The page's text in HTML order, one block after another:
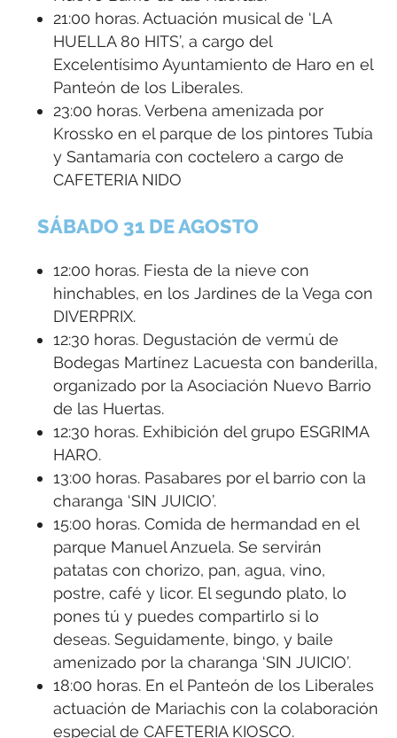
21:00 horas. Actuación musical de ‘LA
HUELLA 80 HITS’, a cargo del
Excelentísimo Ayuntamiento de Haro en el
Panteón de los Liberales.
23:00 horas. Verbena amenizada por
Krossko en el parque de los pintores Tubía
y Santamaría con coctelero a cargo de
CAFETERIA NIDO
SÁBADO 31 DE AGOSTO
12:00 horas. Fiesta de la nieve con
hinchables, en los Jardines de la Vega con
DIVERPRIX.
12:30 horas. Degustación de vermú de
Bodegas Martínez Lacuesta con banderilla,
organizado por la Asociación Nuevo Barrio
de las Huertas.
12:30 horas. Exhibición del grupo ESGRIMA
HARO.
13:00 horas. Pasabares por el barrio con la
charanga ‘SIN JUICIO’.
15:00 horas. Comida de hermandad en el
parque Manuel Anzuela. Se servirán
patatas con chorizo, pan, agua, vino,
postre, café y licor. El segundo plato, lo
pones tú y puedes compartirlo si lo
deseas. Seguidamente, bingo, y baile
amenizado por la charanga ‘SIN JUICIO’.
18:00 horas. En el Panteón de los Liberales
actuación de Mariachis con la colaboración
especial de CAFETERIA KIOSCO.